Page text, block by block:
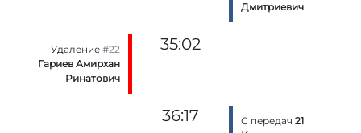
Дмитриевич
Удаление#22
Гариев Амирхан
Ринатович
35:02
36:17 С передач 21